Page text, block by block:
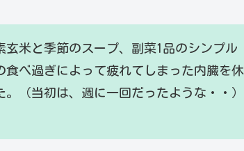
米と季節のスープ、副菜1品のシンプル
べ過ぎによって疲れてしまった内臓を休
（当初は、週に一回だったような・・）